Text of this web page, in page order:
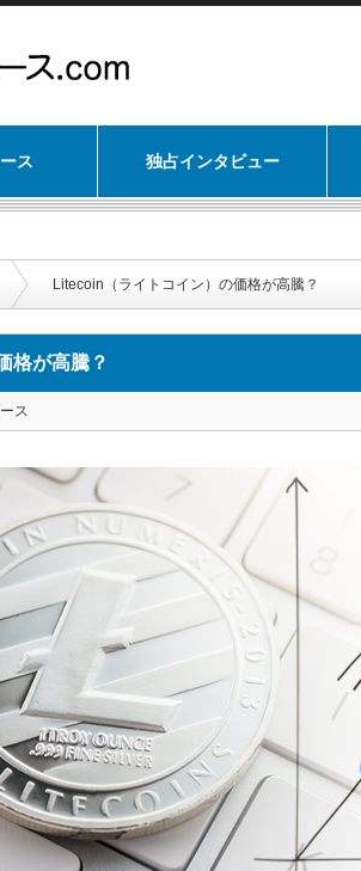
ス 独占インタビュー
Litecoin（ライトコイン）の価格が高騰？
格が高騰？
ス